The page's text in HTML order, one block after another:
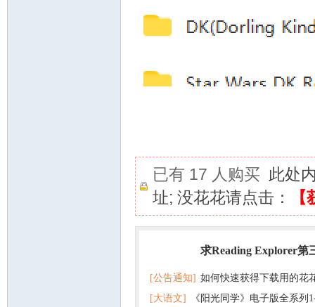
已有 17 人购买 此处
址; 没花花请点击：
求Reading Explorer第
[公告通知] 如何快速获得下载用的花
[大语文]
《阳光同学》电子版全系列